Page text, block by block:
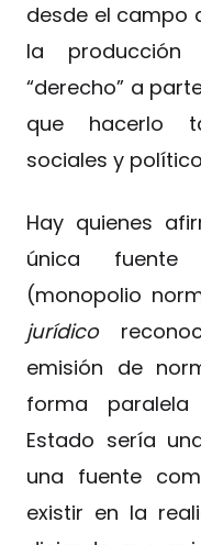
desde el campo
la producción
“derecho” a
que hacerlo
sociales y
Hay quienes
única
(monopolio
jurídico
emisión de
forma
Estado sería
una fuente
existir en la